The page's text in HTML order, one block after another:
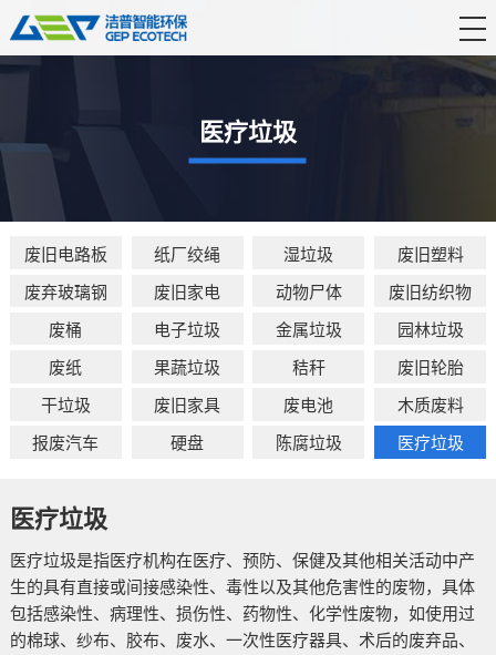
产品中心
解决方案
新闻资讯
联系我们
医疗垃圾
废旧电路板 纸厂绞绳 湿垃圾 废旧塑料
废弃玻璃钢 废旧家电 动物尸体 废旧纺织物
废桶 电子垃圾 金属垃圾 园林垃圾
废纸 果蔬垃圾 秸秆 废旧轮胎
干垃圾 废旧家具 废电池 木质废料
报废汽车 硬盘 陈腐垃圾 医疗垃圾
医疗垃圾
医疗垃圾是指医疗机构在医疗、预防、保健及其他相关活动中产
生的具有直接或间接感染性、毒性以及其他危害性的废物，具体
包括感染性、病理性、损伤性、药物性、化学性废物，如使用过
的棉球、纱布、胶布、废水、一次性医疗器具、术后的废弃品、